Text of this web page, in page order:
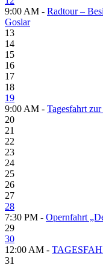
9:00 AM - Radtour –
Goslar
13
14
15
16
17
18
19
9:00 AM - Tagesfahrt
20
21
22
23
24
25
26
27
28
7:30 PM - Opernfahrt
29
30
12:00 AM -
31